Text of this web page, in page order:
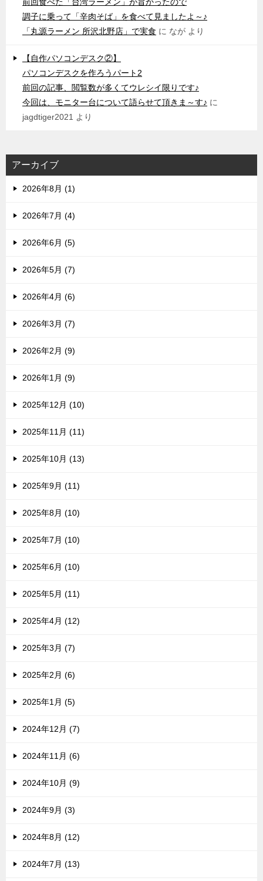
前回食べた「台湾ラーメン」が旨かったので
調子に乗って「辛肉そば」を食べて見ましたよ～♪
「丸源ラーメン 所沢北野店」で実食 に なが より
【自作パソコンデスク②】
パソコンデスクを作ろうパート2
前回の記事、閲覧数が多くてウレシイ限りです♪
今回は、モニター台について語らせて頂きま～す♪ に
jagdtiger2021 より
アーカイブ
2026年8月 (1)
2026年7月 (4)
2026年6月 (5)
2026年5月 (7)
2026年4月 (6)
2026年3月 (7)
2026年2月 (9)
2026年1月 (9)
2025年12月 (10)
2025年11月 (11)
2025年10月 (13)
2025年9月 (11)
2025年8月 (10)
2025年7月 (10)
2025年6月 (10)
2025年5月 (11)
2025年4月 (12)
2025年3月 (7)
2025年2月 (6)
2025年1月 (5)
2024年12月 (7)
2024年11月 (6)
2024年10月 (9)
2024年9月 (3)
2024年8月 (12)
2024年7月 (13)